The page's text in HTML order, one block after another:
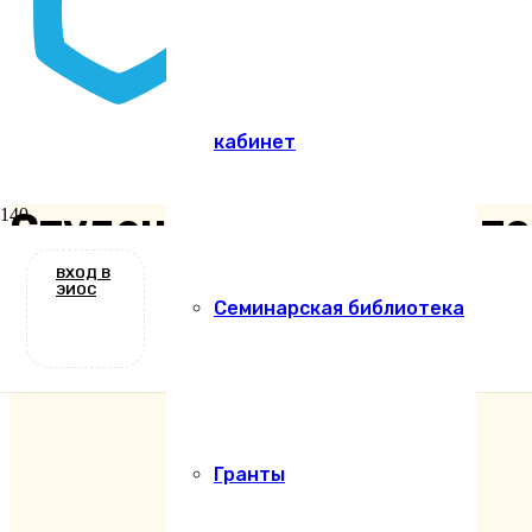
ВХОД В
ЭИОС
кабинет
Семинарская библиотека
Гранты
Студенты семинарии
Новости
2 года назад